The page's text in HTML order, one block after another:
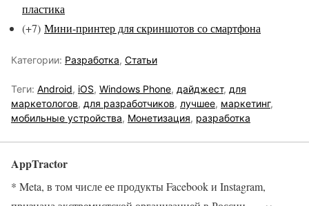
пластика
(+7) Мини-принтер для скриншотов со смартфона
Категории: Разработка, Статьи
Теги: Android, iOS, Windows Phone, дайджест, для
маркетологов, для разработчиков, лучшее, маркетинг,
мобильные устройства, Монетизация, разработка
AppTractor
* Meta, в том числе ее продукты Facebook и Instagram,